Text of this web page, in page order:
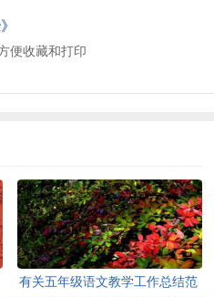
便收藏和打印
有关五年级语文教学工作总结范